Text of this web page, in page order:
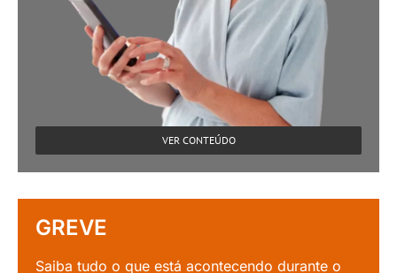
VER CONTEÚDO
GREVE
Saiba tudo o que está acontecendo durante o